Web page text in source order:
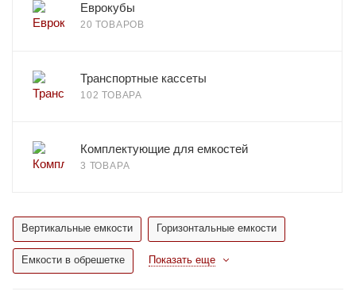
Еврокубы
20 ТОВАРОВ
Транспортные кассеты
102 ТОВАРА
Комплектующие для емкостей
3 ТОВАРА
Вертикальные емкости Горизонтальные емкости
Емкости в обрешетке Показать еще